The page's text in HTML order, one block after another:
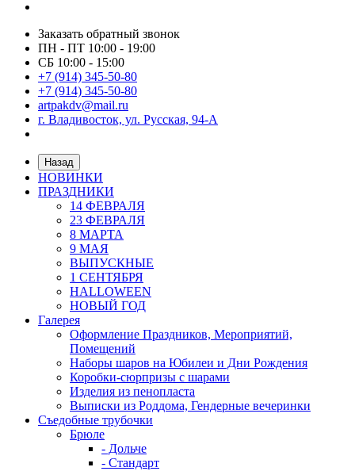
Заказать обратный звонок
ПН - ПТ 10:00 - 19:00
СБ 10:00 - 15:00
+7 (914) 345-50-80
+7 (914) 345-50-80
artpakdv@mail.ru
г. Владивосток, ул. Русская, 94-А
Назад
НОВИНКИ
ПРАЗДНИКИ
14 ФЕВРАЛЯ
23 ФЕВРАЛЯ
8 МАРТА
9 МАЯ
ВЫПУСКНЫЕ
1 СЕНТЯБРЯ
HALLOWEEN
НОВЫЙ ГОД
Галерея
Оформление Праздников, Мероприятий,
Помещений
Наборы шаров на Юбилеи и Дни Рождения
Коробки-сюрпризы с шарами
Изделия из пенопласта
Выписки из Роддома, Гендерные вечеринки
Съедобные трубочки
Брюле
- Дольче
- Стандарт